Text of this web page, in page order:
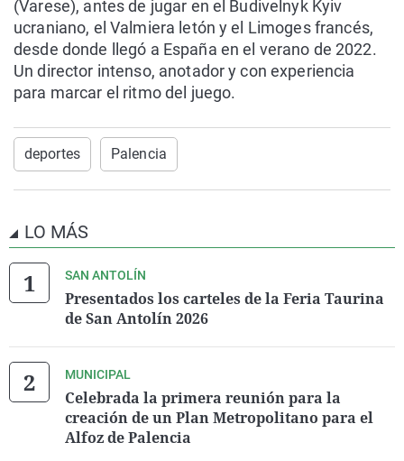
(Varese), antes de jugar en el Budivelnyk Kyiv
ucraniano, el Valmiera letón y el Limoges francés,
desde donde llegó a España en el verano de 2022.
Un director intenso, anotador y con experiencia
para marcar el ritmo del juego.
deportes Palencia
LO MÁS
SAN ANTOLÍN
Presentados los carteles de la Feria Taurina
de San Antolín 2026
MUNICIPAL
Celebrada la primera reunión para la
creación de un Plan Metropolitano para el
Alfoz de Palencia